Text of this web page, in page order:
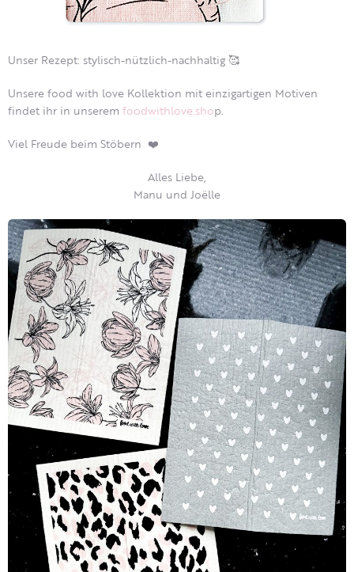
Unser Rezept: stylisch-nützlich-nachhaltig 🥰
Unsere food with love Kollektion mit einzigartigen Motiven
findet ihr in unserem foodwithlove.shop.
Viel Freude beim Stöbern ❤️
Alles Liebe,
Manu und Joëlle